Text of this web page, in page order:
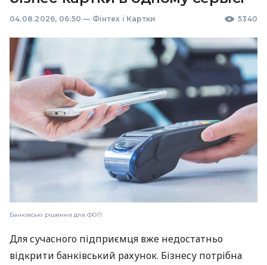
04.08.2026, 06:50 — Фінтех і Картки 5340
Банківські рішення для ФОП
Для сучасного підприємця вже недостатньо
відкрити банківський рахунок. Бізнесу потрібна